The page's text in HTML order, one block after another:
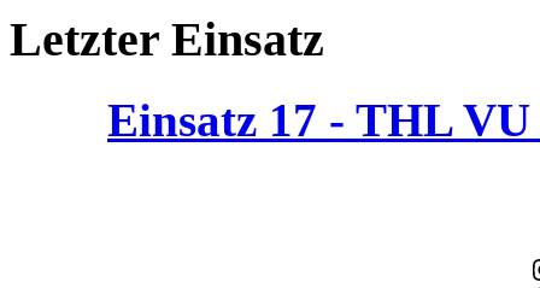
Letzter Einsatz
Einsatz 17 - THL